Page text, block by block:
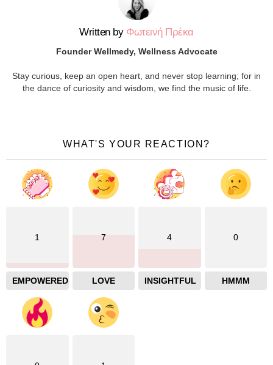
Written by Φωτεινή Πρέκα
Founder Wellmedy, Wellness Advocate
Stay curious, keep an open heart, and never stop learning; for in
the dance of curiosity and wisdom, we find the music of life.
WHAT'S YOUR REACTION?
1
EMPOWERED
7
LOVE
4
INSIGHTFUL
0
HMMM